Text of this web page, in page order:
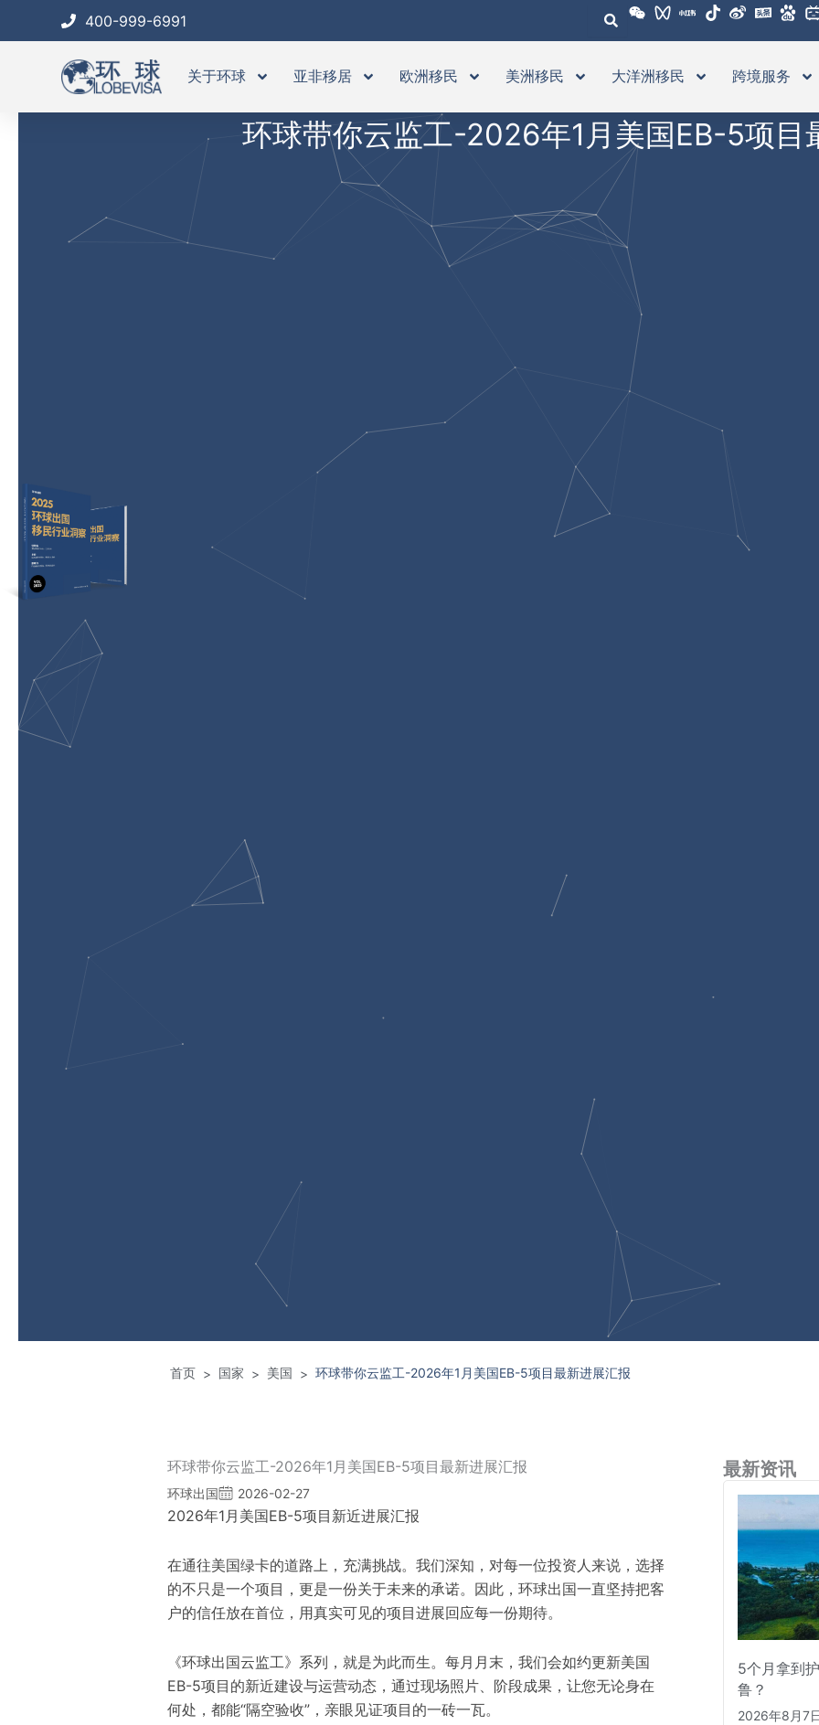
400-999-6991
关于环球 亚非移居 欧洲移民 美洲移民 大洋洲移民 跨境服务
环球带你云监工-2026年1月美国EB-5项目
首页 > 国家 > 美国 > 环球带你云监工-2026年1月美国EB-5项目最新进展汇报
环球带你云监工-2026年1月美国EB-5项目最新进展汇报
环球出国 2026-02-27
2026年1月美国EB-5项目 新近进展汇报
在通往美国绿卡的道路上，充满挑战。我们深知，对每一位投资人来说，选择
的不只是一个项目，更是一份关于未来的承诺。因此，环球出国一直坚持把客
户的信任放在首位，用真实可见的项目进展回应每一份期待。
《环球出国云监工》系列，就是为此而生。每月月末，我们会如约更新美国
EB-5项目的新近建设与运营动态，通过现场照片、阶段成果，让您无论身在
何处，都能“隔空验收”，亲眼见证项目的一砖一瓦。
最新资讯
5个月拿到
鲁？
2026年8月7